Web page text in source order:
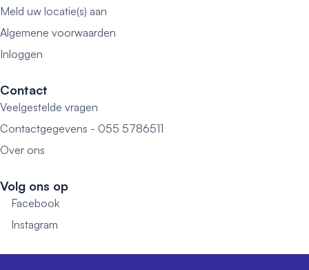
Meld uw locatie(s) aan
Algemene voorwaarden
Inloggen
Contact
Veelgestelde vragen
Contactgegevens - 055 5786511
Over ons
Volg ons op
Facebook
Instagram